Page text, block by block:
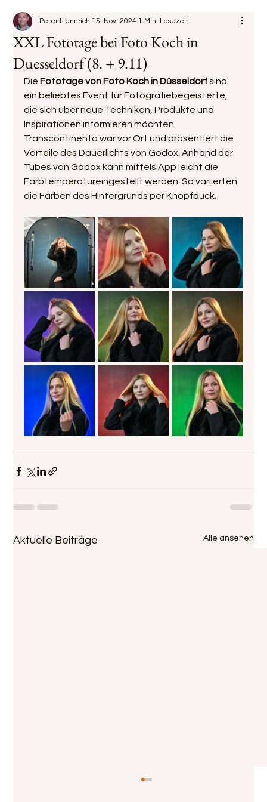
XXL Fototage bei Foto Koch in
Duesseldorf (8. + 9.11)
Peter Hennrich 15. Nov. 2024 1 Min. Lesezeit
Die Fototage von Foto Koch in Düsseldorf sind
ein beliebtes Event für Fotografiebegeisterte,
die sich über neue Techniken, Produkte und
Inspirationen informieren möchten.
Transcontinenta war vor Ort und präsentiert die
Vorteile des Dauerlichts von Godox. Anhand der
Tubes von Godox kann mittels App leicht die
Farbtemperatureingestellt werden. So variierten
die Farben des Hintergrunds per Knopfduck.
Aktuelle Beiträge Alle ansehen